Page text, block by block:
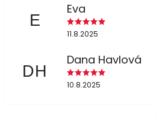
E
Eva
11.8.2025
DH
Dana Havlová
10.8.2025